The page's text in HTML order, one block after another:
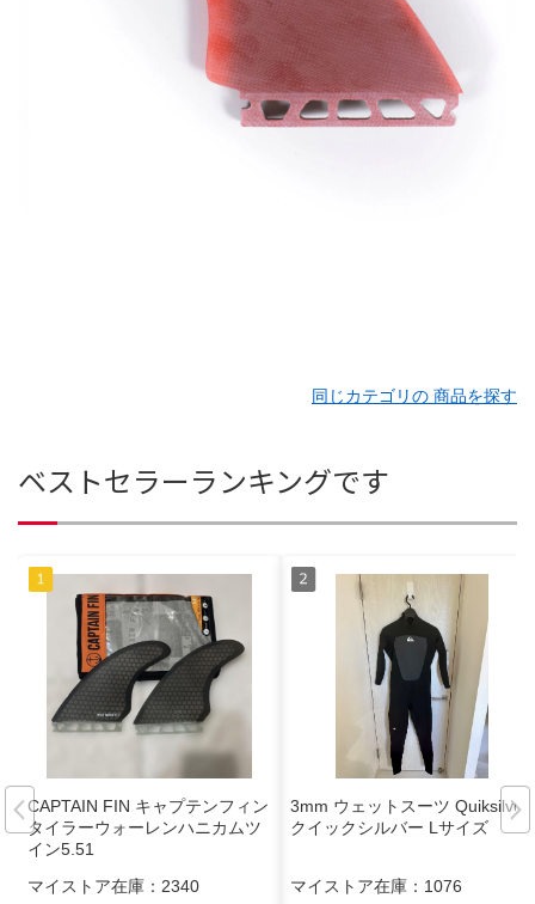
同じカテゴリの 商品を探す
ベストセラーランキングです
CAPTAIN FIN キャプテンフィン
タイラーウォーレンハニカムツ
イン5.51
マイストア在庫： 2340
3mm ウェットスーツ Quiksilver
クイックシルバー Lサイズ
マイストア在庫： 1076